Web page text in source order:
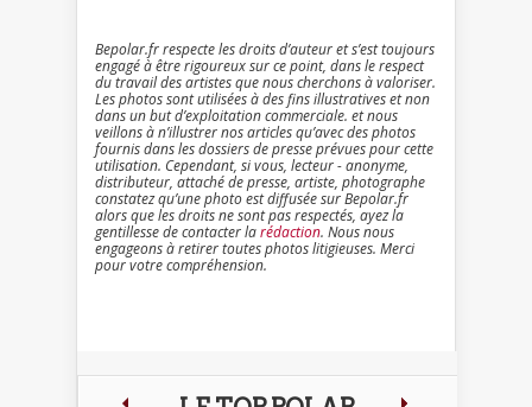
Bepolar.fr respecte les droits d’auteur et s’est toujours
engagé à être rigoureux sur ce point, dans le respect
du travail des artistes que nous cherchons à valoriser.
Les photos sont utilisées à des fins illustratives et non
dans un but d’exploitation commerciale. et nous
veillons à n’illustrer nos articles qu’avec des photos
fournis dans les dossiers de presse prévues pour cette
utilisation. Cependant, si vous, lecteur - anonyme,
distributeur, attaché de presse, artiste, photographe
constatez qu’une photo est diffusée sur Bepolar.fr
alors que les droits ne sont pas respectés, ayez la
gentillesse de contacter larédaction. Nous nous
engageons à retirer toutes photos litigieuses. Merci
pour votre compréhension.